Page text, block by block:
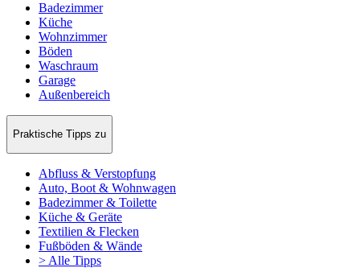
Badezimmer
Küche
Wohnzimmer
Böden
Waschraum
Garage
Außenbereich
Praktische Tipps zu
Abfluss & Verstopfung
Auto, Boot & Wohnwagen
Badezimmer & Toilette
Küche & Geräte
Textilien & Flecken
Fußböden & Wände
> Alle Tipps